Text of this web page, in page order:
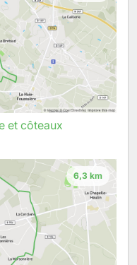
et côteaux
6,3 km